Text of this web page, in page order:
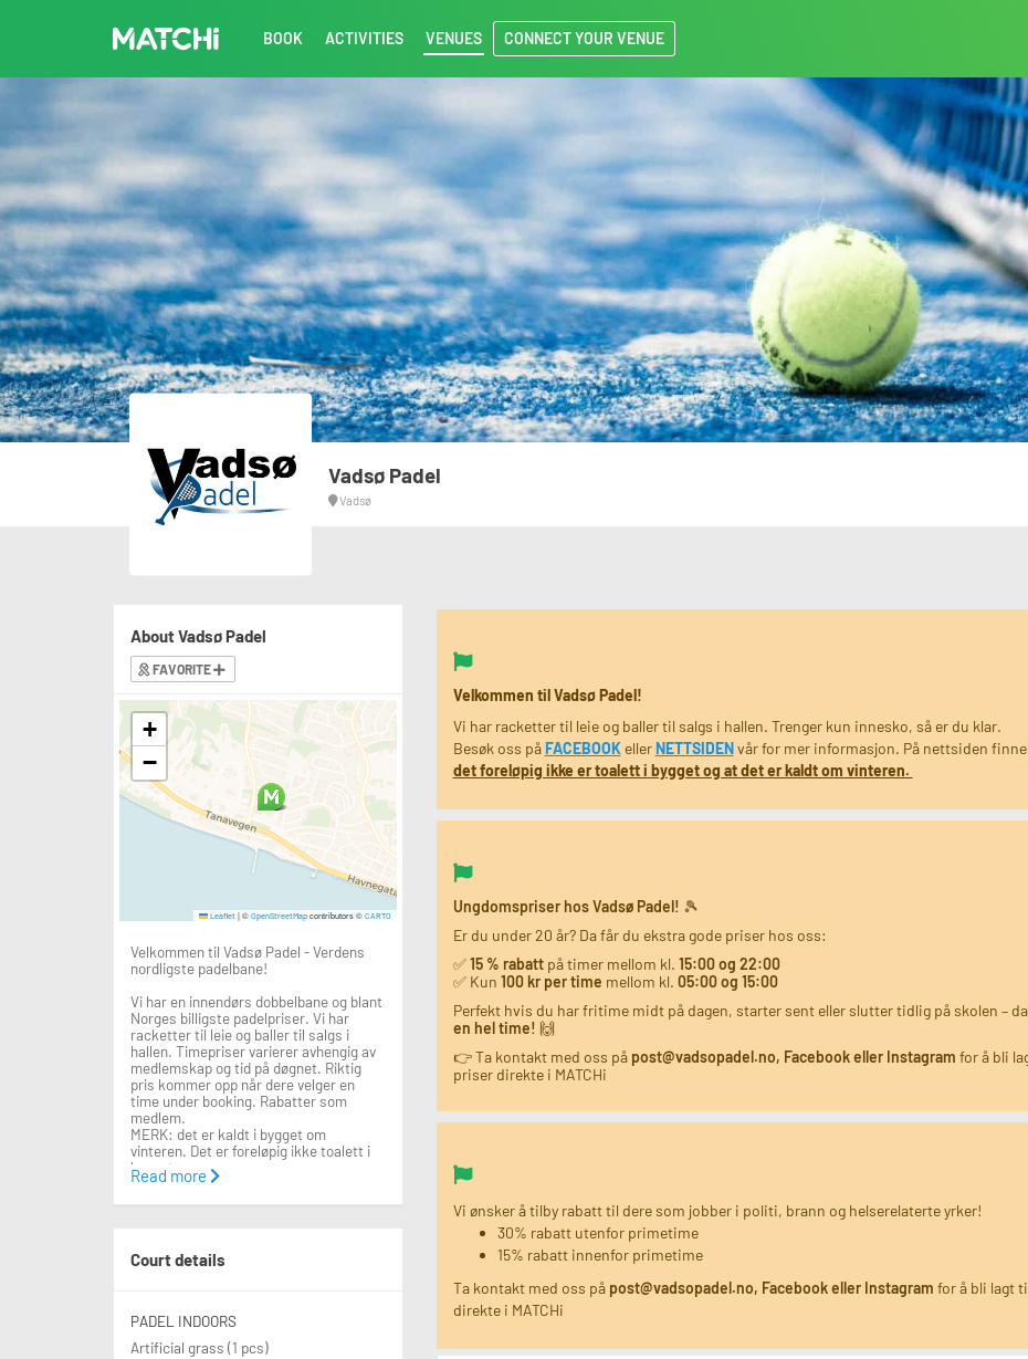
BOOK ACTIVITIES VENUES CONNECT YOUR VENUE
Vadsø Padel
Vadsø
Velkommen til Vadsø Padel!
Vi har racketter til leie og baller til salgs i hallen. Trenger kun innesko, så er du klar.
Besøk oss påFACEBOOKellerNETTSIDEN vår for mer informasjon. På nettsiden
det foreløpig ikke er toalett i bygget og at det er kaldt om vinteren.
Ungdomspriser hos Vadsø Padel! 🎾
Er du under 20 år? Da får du ekstra gode priser hos oss:
✅15 % rabattpå timer mellom kl. 15:00 og 22:00
✅ Kun 100 kr per time mellom kl. 05:00 og 15:00
Perfekt hvis du har fritime midt på dagen, starter sent eller slutter tidlig på skolen –
en hel time! 🙌
👉 Ta kontakt med oss på post@vadsopadel.no, Facebook eller Instagram for å bli
priser direkte i MATCHi
Vi ønsker å tilby rabatt til dere som jobber i politi, brann og helserelaterte yrker!
30% rabatt utenfor primetime
15% rabatt innenfor primetime
Ta kontakt med oss på post@vadsopadel.no, Facebook eller Instagram for å bli lagt
direkte i MATCHi
About Vadsø Padel
FAVORITE
+
−
Leaflet |© OpenStreetMapcontributors © CARTO
Velkommen til Vadsø Padel - Verdens
nordligste padelbane!
Vi har en innendørs dobbelbane og blant
Norges billigste padelpriser. Vi har
racketter til leie og baller til salgs i
hallen. Timepriser varierer avhengig av
medlemskap og tid på døgnet. Riktig
pris kommer opp når dere velger en
time under booking. Rabatter som
medlem.
MERK: det er kaldt i bygget om
vinteren. Det er foreløpig ikke toalett i
bygget.
Read more
Court details
PADEL INDOORS
Artificial grass (1 pcs)